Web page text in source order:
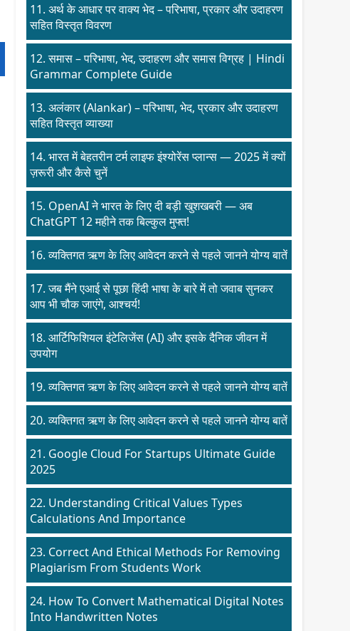
11. अर्थ के आधार पर वाक्य भेद – परिभाषा, प्रकार और उदाहरण
सहित विस्तृत विवरण
12. समास – परिभाषा, भेद, उदाहरण और समास विग्रह | Hindi
Grammar Complete Guide
13. अलंकार (Alankar) – परिभाषा, भेद, प्रकार और उदाहरण
सहित विस्तृत व्याख्या
14. भारत में बेहतरीन टर्म लाइफ इंश्योरेंस प्लान्स — 2025 में क्यों
ज़रूरी और कैसे चुनें
15. OpenAI ने भारत के लिए दी बड़ी खुशखबरी — अब
ChatGPT 12 महीने तक बिल्कुल मुफ्त!
16. व्यक्तिगत ऋण के लिए आवेदन करने से पहले जानने योग्य बातें
17. जब मैंने एआई से पूछा हिंदी भाषा के बारे में तो जवाब सुनकर
आप भी चौक जाएंगे, आश्चर्य!
18. आर्टिफिशियल इंटेलिजेंस (AI) और इसके दैनिक जीवन में
उपयोग
19. व्यक्तिगत ऋण के लिए आवेदन करने से पहले जानने योग्य बातें
20. व्यक्तिगत ऋण के लिए आवेदन करने से पहले जानने योग्य बातें
21. Google Cloud For Startups Ultimate Guide
2025
22. Understanding Critical Values Types
Calculations And Importance
23. Correct And Ethical Methods For Removing
Plagiarism From Students Work
24. How To Convert Mathematical Digital Notes
Into Handwritten Notes